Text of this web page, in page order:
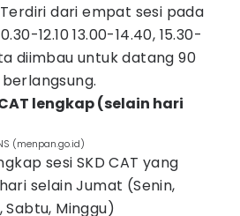
dari empat sesi pada
12.10 13.00-14.40, 15.30-
diimbau untuk datang 90
lengkap (selain hari
(menpan.go.id)
sesi SKD CAT yang
selain Jumat (Senin,
Sabtu, Minggu)